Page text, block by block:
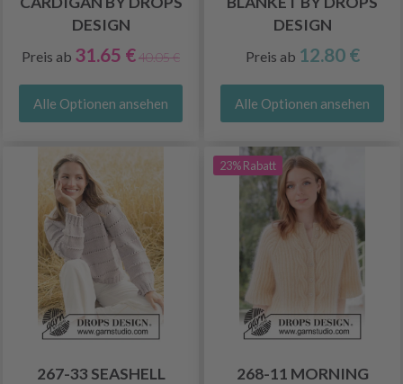
DESIGN
Preis ab 31.65 €40.05 €
Alle Optionen ansehen
DESIGN
Preis ab 12.80 €
Alle Optionen ansehen
267-33 SEASHELL
23% Rabatt
268-11 MORNING